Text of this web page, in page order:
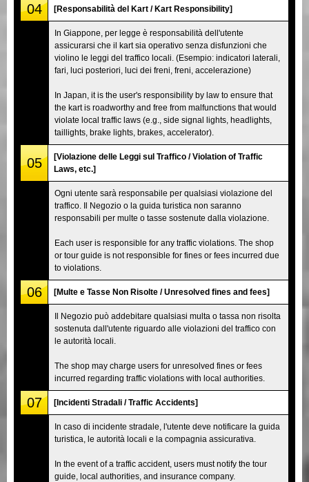
04 [Responsabilità del Kart / Kart Responsibility]
In Giappone, per legge è responsabilità dell'utente
assicurarsi che il kart sia operativo senza disfunzioni che
violino le leggi del traffico locali. (Esempio: indicatori laterali,
fari, luci posteriori, luci dei freni, freni, accelerazione)
In Japan, it is the user's responsibility by law to ensure that
the kart is roadworthy and free from malfunctions that would
violate local traffic laws (e.g., side signal lights, headlights,
taillights, brake lights, brakes, accelerator).
05
[Violazione delle Leggi sul Traffico / Violation of Traffic
Laws, etc.]
Ogni utente sarà responsabile per qualsiasi violazione del
traffico. Il Negozio o la guida turistica non saranno
responsabili per multe o tasse sostenute dalla violazione.
Each user is responsible for any traffic violations. The shop
or tour guide is not responsible for fines or fees incurred due
to violations.
06 [Multe e Tasse Non Risolte / Unresolved fines and fees]
Il Negozio può addebitare qualsiasi multa o tassa non risolta
sostenuta dall'utente riguardo alle violazioni del traffico con
le autorità locali.
The shop may charge users for unresolved fines or fees
incurred regarding traffic violations with local authorities.
07 [Incidenti Stradali / Traffic Accidents]
In caso di incidente stradale, l'utente deve notificare la guida
turistica, le autorità locali e la compagnia assicurativa.
In the event of a traffic accident, users must notify the tour
guide, local authorities, and insurance company.